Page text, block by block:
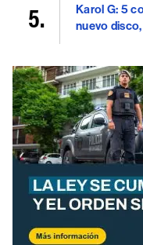
Karol G: 5
nuevo